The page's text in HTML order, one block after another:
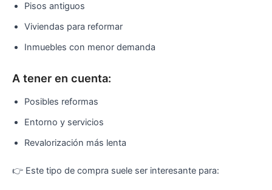
Pisos antiguos
Viviendas para reformar
Inmuebles con menor demanda
A tener en cuenta:
Posibles reformas
Entorno y servicios
Revalorización más lenta
👉 Este tipo de compra suele ser interesante para: